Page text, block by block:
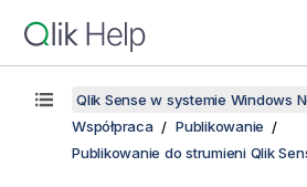
Qlik Sense w systemie Windows
Współpraca
Publikowanie
Publikowanie do strumieni Qlik